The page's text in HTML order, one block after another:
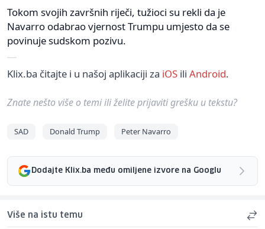
Tokom svojih završnih riječi, tužioci su rekli da je
Navarro odabrao vjernost Trumpu umjesto da se
povinuje sudskom pozivu.
Klix.ba čitajte i u našoj aplikaciji za iOS ili Android.
Znate nešto više o temi ili želite prijaviti grešku u tekstu?
SAD Donald Trump Peter Navarro
Dodajte Klix.ba među omiljene izvore na Googlu
Više na istu temu